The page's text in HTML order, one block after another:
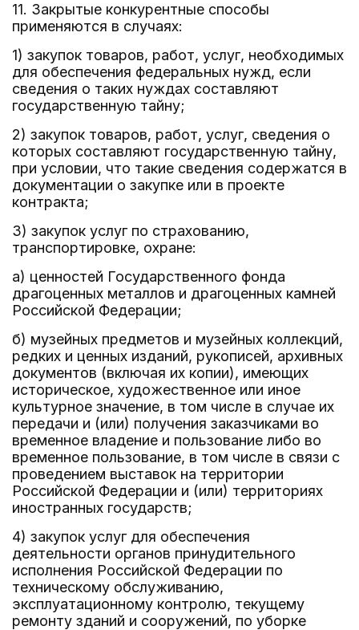
11. Закрытые конкурентные способы
применяются в случаях:
1) закупок товаров, работ, услуг, необходимых
для обеспечения федеральных нужд, если
сведения о таких нуждах составляют
государственную тайну;
2) закупок товаров, работ, услуг, сведения о
которых составляют государственную тайну,
при условии, что такие сведения содержатся в
документации о закупке или в проекте
контракта;
3) закупок услуг по страхованию,
транспортировке, охране:
а) ценностей Государственного фонда
драгоценных металлов и драгоценных камней
Российской Федерации;
б) музейных предметов и музейных коллекций,
редких и ценных изданий, рукописей, архивных
документов (включая их копии), имеющих
историческое, художественное или иное
культурное значение, в том числе в случае их
передачи и (или) получения заказчиками во
временное владение и пользование либо во
временное пользование, в том числе в связи с
проведением выставок на территории
Российской Федерации и (или) территориях
иностранных государств;
4) закупок услуг для обеспечения
деятельности органов принудительного
исполнения Российской Федерации по
техническому обслуживанию,
эксплуатационному контролю, текущему
ремонту зданий и сооружений, по уборке